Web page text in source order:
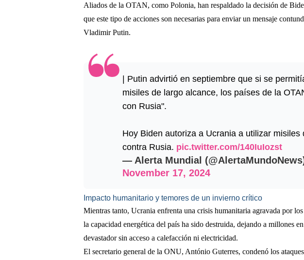
Aliados de la OTAN, como Polonia, han respaldado la decisión de
que este tipo de acciones son necesarias para enviar un mensaje
Vladimir Putin.
| Putin advirtió en septiembre que si se
misiles de largo alcance, los países de la
con Rusia".
Hoy Biden autoriza a Ucrania a utilizar misiles
contra Rusia. pic.twitter.com/140IuIozst
— Alerta Mundial
November 17, 2024
Impacto humanitario y temores de un invierno crítico
Mientras tanto, Ucrania enfrenta una crisis humanitaria agravada por
la capacidad energética del país ha sido destruida, dejando a millones
devastador sin acceso a calefacción ni electricidad.
El secretario general de la ONU, António Guterres, condenó los